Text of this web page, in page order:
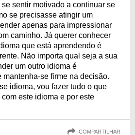
sentir motivado a continuar se
se precisasse atingir um
apenas para impressionar
caminho. Já querer conhecer
que está aprendendo é
Não importa qual seja a sua
um outro idioma é
mantenha-se firme na decisão.
idioma, vou fazer tudo o que
este idioma e por este
COMPARTILHAR